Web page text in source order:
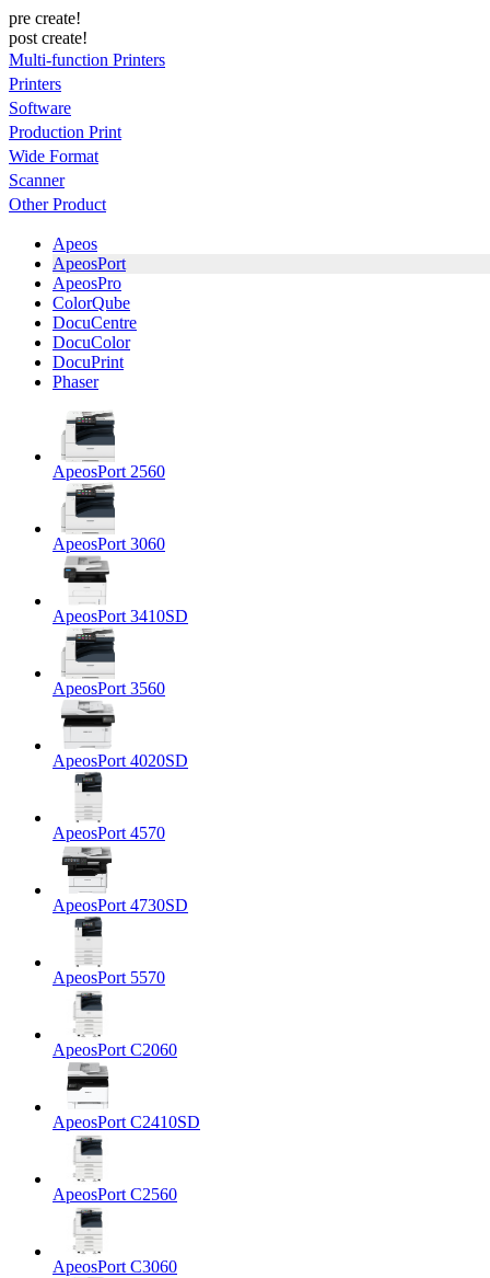
pre create!
post create!
Multi-function Printers
Printers
Software
Production Print
Wide Format
Scanner
Other Product
Apeos
ApeosPort
ApeosPro
ColorQube
DocuCentre
DocuColor
DocuPrint
Phaser
ApeosPort 2560
ApeosPort 3060
ApeosPort 3410SD
ApeosPort 3560
ApeosPort 4020SD
ApeosPort 4570
ApeosPort 4730SD
ApeosPort 5570
ApeosPort C2060
ApeosPort C2410SD
ApeosPort C2560
ApeosPort C3060